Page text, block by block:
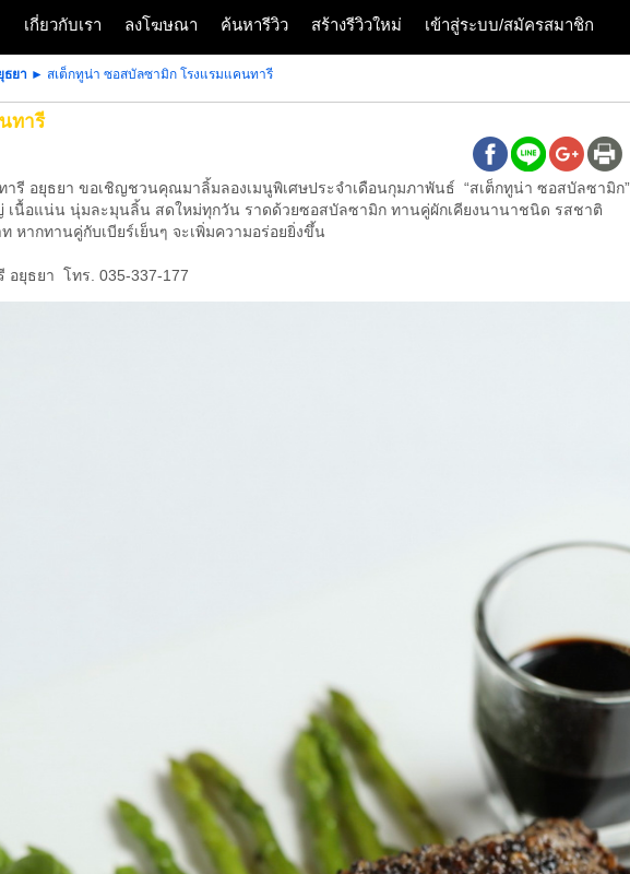
เกี่ยวกับเรา ลงโฆษณา ค้นหารีวิว สร้างรีวิวใหม่ เข้าสู่ระบบ/สมัครสมาชิก
ธยา ► สเต็กทูน่า ซอสบัลซามิก โรงแรมแคนทารี
ทารี
ารี อยุธยา ขอเชิญชวนคุณมาลิ้มลองเมนูพิเศษประจำเดือนกุมภาพันธ์ “สเต็กทูน่า ซอสบัลซามิก
เนื้อแน่น นุ่มละมุนลิ้น สดใหม่ทุกวัน ราดด้วยซอสบัลซามิก ทานคู่ผักเคียงนานาชนิด รสชาติ
ากทานคู่กับเบียร์เย็นๆ จะเพิ่มความอร่อยยิ่งขึ้น
อยุธยา โทร. 035-337-177